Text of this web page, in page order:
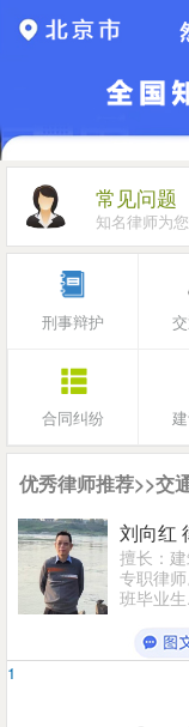
常见问题
知名律师为
刑事辩护
合同纠纷
优秀律师推荐>>交
刘向红
擅长：
专职律
班毕业
1